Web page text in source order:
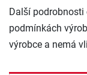
Další podrobnosti
podmínkách
výrobce a nemá